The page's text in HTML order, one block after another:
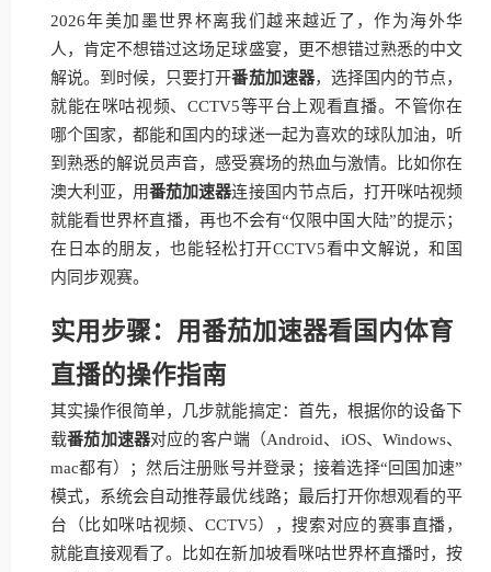
2026年美加墨世界杯离我们越来越近了，作为海外华
人，肯定不想错过这场足球盛宴，更不想错过熟悉的中文
解说。到时候，只要打开番茄加速器，选择国内的节点，
就能在咪咕视频、CCTV5等平台上观看直播。不管你在
哪个国家，都能和国内的球迷一起为喜欢的球队加油，听
到熟悉的解说员声音，感受赛场的热血与激情。比如你在
澳大利亚，用番茄加速器连接国内节点后，打开咪咕视频
就能看世界杯直播，再也不会有“仅限中国大陆”的提示；
在日本的朋友，也能轻松打开CCTV5看中文解说，和国
内同步观赛。
实用步骤：用番茄加速器看国内体育
直播的操作指南
其实操作很简单，几步就能搞定：首先，根据你的设备下
载番茄加速器对应的客户端（Android、iOS、Windows、
mac都有）；然后注册账号并登录；接着选择“回国加速”
模式，系统会自动推荐最优线路；最后打开你想观看的平
台（比如咪咕视频、CCTV5），搜索对应的赛事直播，
就能直接观看了。比如在新加坡看咪咕世界杯直播时，按